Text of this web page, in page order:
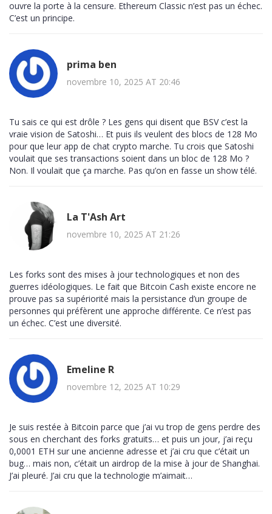
ouvre la porte à la censure. Ethereum Classic n’est pas un échec.
C’est un principe.
prima ben
novembre 10, 2025 AT 20:46
Tu sais ce qui est drôle ? Les gens qui disent que BSV c’est la
vraie vision de Satoshi… Et puis ils veulent des blocs de 128 Mo
pour que leur app de chat crypto marche. Tu crois que Satoshi
voulait que ses transactions soient dans un bloc de 128 Mo ?
Non. Il voulait que ça marche. Pas qu’on en fasse un show télé.
La T'Ash Art
novembre 10, 2025 AT 21:26
Les forks sont des mises à jour technologiques et non des
guerres idéologiques. Le fait que Bitcoin Cash existe encore ne
prouve pas sa supériorité mais la persistance d’un groupe de
personnes qui préfèrent une approche différente. Ce n’est pas
un échec. C’est une diversité.
Emeline R
novembre 12, 2025 AT 10:29
Je suis restée à Bitcoin parce que j’ai vu trop de gens perdre des
sous en cherchant des forks gratuits… et puis un jour, j’ai reçu
0,0001 ETH sur une ancienne adresse et j’ai cru que c’était un
bug… mais non, c’était un airdrop de la mise à jour de Shanghai.
J’ai pleuré. J’ai cru que la technologie m’aimait…